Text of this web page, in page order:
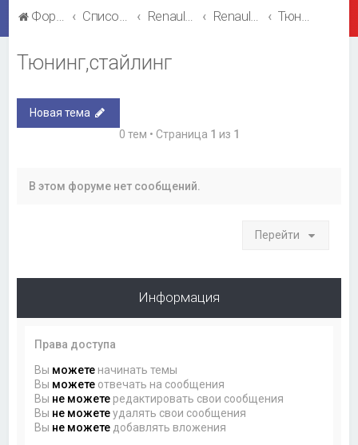
Форум Рено Список форумов Renault Kaptur Renault Kaptur Тюнинг,стайлинг
Тюнинг,стайлинг
Новая тема
0 тем • Страница 1 из 1
В этом форуме нет сообщений.
Перейти
Информация
Права доступа
Вы можете начинать темы
Вы можете отвечать на сообщения
Вы не можете редактировать свои сообщения
Вы не можетеудалять свои сообщения
Вы не можете добавлять вложения